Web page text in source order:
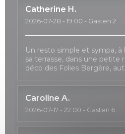
Catherine H
2026-07-28 - 19:00 - Gasten 2
Un resto simple et sympa,
sa terrasse, dans une petite
déco des Folies Bergère,
Caroline A
2026-07-17 - 22:00 - Gasten 6